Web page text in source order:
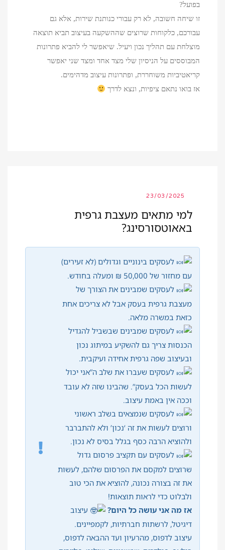
בפועל?
זו שיחה חשובה, לא רק עבורי כנותנת שירות, אלא גם
עבורכם, כלקוחות שרוצים שההשקעה בעיצוב תביא תוצאה
מוצלחת עם תהליך נכון ויעיל. שיאפשר לי להביא פתרונות
המבוססים על הניסיון שלי מצד אחד ומצד שני יאפשר
קריאטיביות משוחררת, ופתרונות עיצוב מדהימים.
אז בואו נתאם ציפיות, ונצא לדרך
23/03/2025
למי מתאים מעצבת גרפית
באאוטסורסינג?
לעסקים בינוניים וגדולים (לא זעירים)
עם מחזור של 50,000 ₪ ומעלה בחודש.
לעסקים שמבינים את הצורך של
מעצבת גרפית בעסק אבל לא צריכים אחת
כזאת במשרה מלאה.
לעסקים שמבינים שבשביל להגדיל
הכנסות צריך גם להשקיע במיתוג נכון
ובעיצוב שפה גרפית אחידה ועיקבית.
לעסקים שעברו את שלב ה”אני יכול
לעשות הכל בעסק”. שהבינו שזה לא עובד
וככה אין באמת עיצוב.
לעסקים שנמצאים בשלב ראשוני
ורוצים לעשות את זה ‘נכון’ ולא להתברבר
ולהוציא הרבה כסף בגלל בסיס לא נכון.
לעסקים עם תקציב פרסום גדול
שרוצים למקסם את הפרסום שלהם, לעשות
את זה בצורה נכונה, להוציא את הכי טוב
ולבלוט כדי לראות תוצאות!
אז מה אני עושה כל היום?
עיצוב
דיגיטל, לרשתות חברתיות, לקמפיינים.
עיצוב לדפוס, מהרעיון ועד ההבאה לדפוס,